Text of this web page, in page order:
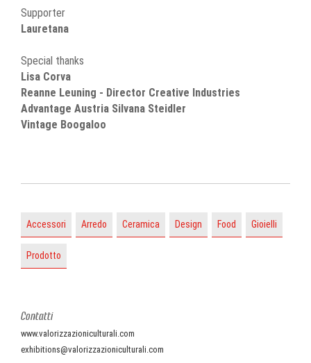
Supporter
Lauretana
Special thanks
Lisa Corva
Reanne Leuning - Director Creative Industries
Advantage Austria Silvana Steidler
Vintage Boogaloo
Accessori Arredo Ceramica Design Food Gioielli
Prodotto
Contatti
www.valorizzazioniculturali.com
exhibitions@valorizzazioniculturali.com